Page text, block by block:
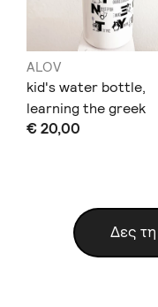
ALOV
kid's water bottle,
learning the greek
alphabet and animals
€ 20,00
Δες